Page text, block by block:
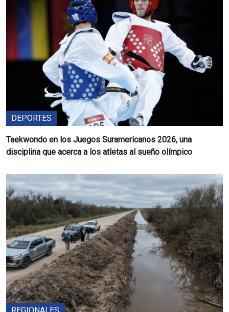
DEPORTES
Taekwondo en los Juegos Suramericanos 2026, una
disciplina que acerca a los atletas al sueño olímpico